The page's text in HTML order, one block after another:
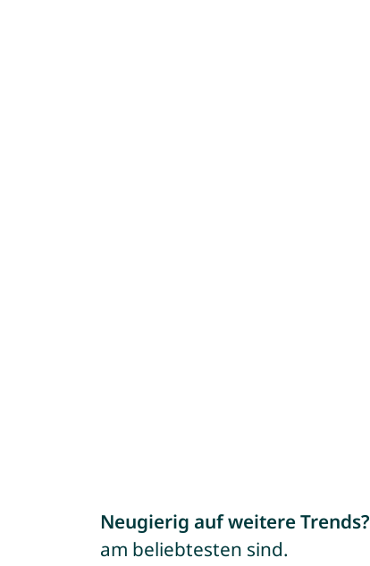
Neugierig auf weitere Trends?
am beliebtesten sind.